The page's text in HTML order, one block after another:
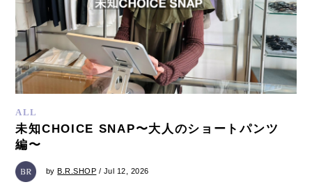
ALL
未知CHOICE SNAP〜大人のショートパンツ
編〜
byB.R.SHOP / Jul 12, 2026